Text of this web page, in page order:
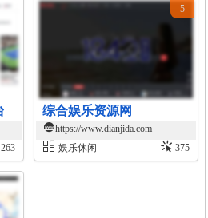
263
综合娱乐资源网
https://www.dianjida.com
娱乐休闲
375
5